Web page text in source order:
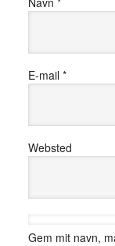
E-mail *
Websted
Gem mit navn,